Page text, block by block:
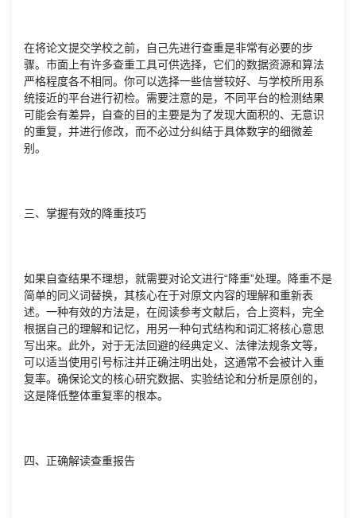
在将论文提交学校之前，自己先进行查重是非常有必要的步
骤。市面上有许多查重工具可供选择，它们的数据资源和算法
严格程度各不相同。你可以选择一些信誉较好、与学校所用系
统接近的平台进行初检。需要注意的是，不同平台的检测结果
可能会有差异，自查的目的主要是为了发现大面积的、无意识
的重复，并进行修改，而不必过分纠结于具体数字的细微差
别。
三、掌握有效的降重技巧
如果自查结果不理想，就需要对论文进行“降重”处理。降重不是
简单的同义词替换，其核心在于对原文内容的理解和重新表
述。一种有效的方法是，在阅读参考文献后，合上资料，完全
根据自己的理解和记忆，用另一种句式结构和词汇将核心意思
写出来。此外，对于无法回避的经典定义、法律法规条文等，
可以适当使用引号标注并正确注明出处，这通常不会被计入重
复率。确保论文的核心研究数据、实验结论和分析是原创的，
这是降低整体重复率的根本。
四、正确解读查重报告